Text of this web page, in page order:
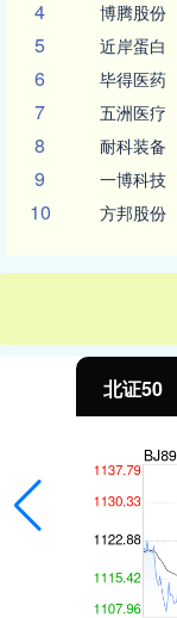
4 博腾股份
5 近岸蛋白
6 毕得医药
7 五洲医疗
8 耐科装备
9 一博科技
10 方邦股份
北证50